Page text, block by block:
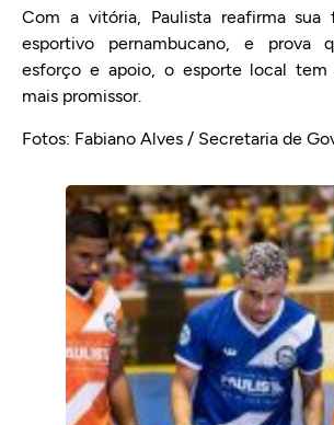
Com a vitória, Paulista reafirma sua
esportivo pernambucano, e prova
esforço e apoio, o esporte local
mais promissor.
Fotos: Fabiano Alves / Secretaria de